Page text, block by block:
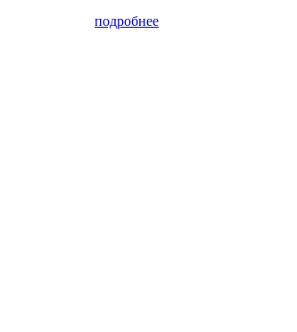
подробнее